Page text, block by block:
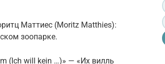
Маттиес (Moritz Matthies):
зоопарке.
(Ich will kein …)» — «Их вилль